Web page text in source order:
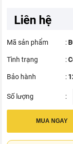
Liên hệ
Mã sản phẩm :
Tình trạng :
Bảo hành :
Số lượng :
MUA NGAY